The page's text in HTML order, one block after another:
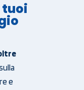
tuoi
e